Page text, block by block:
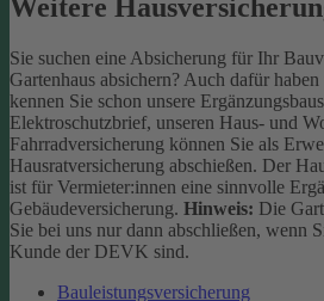
Weitere
Sie suchen eine Absicherung für Ihr
Gartenhaus absichern? Auch dafür
kennen Sie schon unsere
Elektroschutzbrief, unseren Haus- und
Fahrradversicherung können Sie als
Hausratversicherung abschießen. Der
ist für Vermieter:innen eine sinnvolle
Gebäudeversicherung. Hinweis: Die
Sie bei uns nur dann abschließen, wenn
Kunde der DEVK sind.
Bauleistungsversicherung